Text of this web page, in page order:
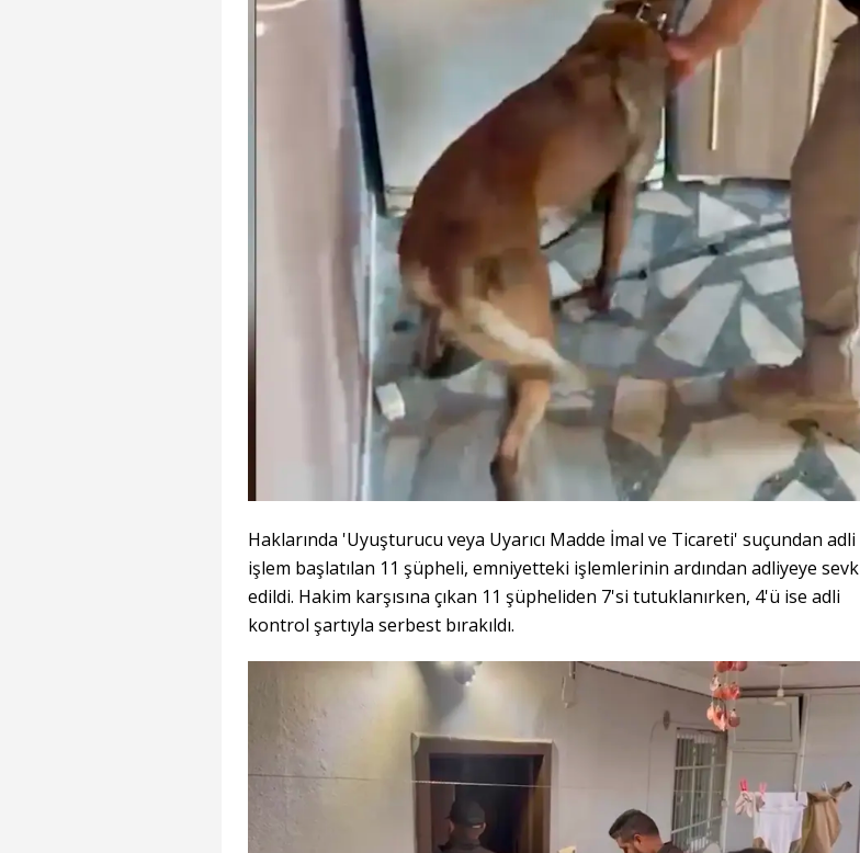
Haklarında 'Uyuşturucu veya Uyarıcı Madde İmal ve Ticareti' suçundan adli
işlem başlatılan 11 şüpheli, emniyetteki işlemlerinin ardından adliyeye sevk
edildi. Hakim karşısına çıkan 11 şüpheliden 7'si tutuklanırken, 4'ü ise adli
kontrol şartıyla serbest bırakıldı.